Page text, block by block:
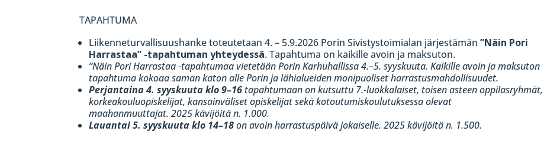
TAPAHTUMA
Liikenneturvallisuushanke toteutetaan 4. – 5.9.2026 Porin Sivistystoimialan järjestämän”Näin Pori
Harrastaa” -tapahtuman yhteydessä. Tapahtuma on kaikille avoin ja maksuton.
”Näin Pori Harrastaa -tapahtumaa vietetään Porin Karhuhallissa 4.–5. syyskuuta. Kaikille avoin ja maksuton
tapahtuma kokoaa saman katon alle Porin ja lähialueiden monipuoliset harrastusmahdollisuudet.
Perjantaina 4. syyskuuta klo 9–16 tapahtumaan on kutsuttu 7.-luokkalaiset, toisen asteen oppilasryhmät,
korkeakouluopiskelijat, kansainväliset opiskelijat sekä kotoutumiskoulutuksessa olevat
maahanmuuttajat. 2025 kävijöitä n. 1.000.
Lauantai 5. syyskuuta klo 14–18on avoin harrastuspäivä jokaiselle. 2025 kävijöitä n. 1.500.